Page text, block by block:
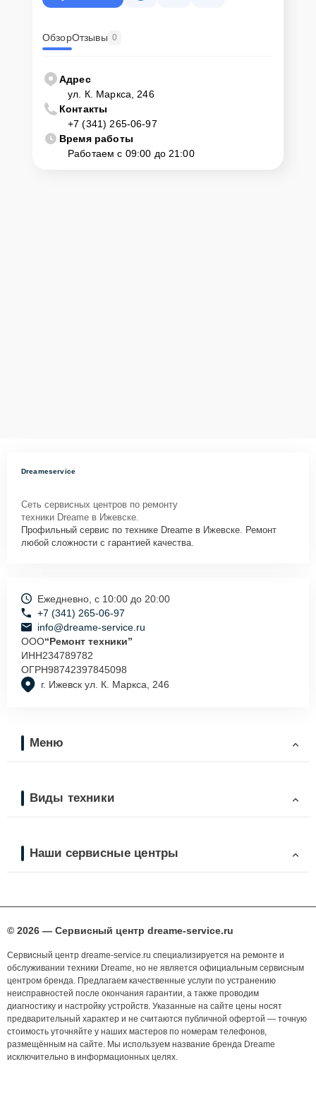
ОбзорОтзывы 0
Адрес
ул. К. Маркса, 246
Контакты
+7 (341) 265-06-97
Время работы
Работаем с 09:00 до 21:00
Dreameservice
Сеть сервисных центров по ремонту
техники Dreame в Ижевске.
Профильный сервис по технике Dreame в Ижевске. Ремонт
любой сложности с гарантией качества.
г. Ижевск ул. К. Маркса, 246
Ежедневно, с 10:00 до 20:00
+7 (341) 265-06-97
info@dreame-service.ru
ООО“Ремонт техники”
ИНН234789782
ОГРН98742397845098
Меню
Виды техники
Наши сервисные центры
© 2026 — Сервисный центр dreame-service.ru
Сервисный центр dreame-service.ru специализируется на ремонте и
обслуживании техники Dreame, но не является официальным сервисным
центром бренда. Предлагаем качественные услуги по устранению
неисправностей после окончания гарантии, а также проводим
диагностику и настройку устройств. Указанные на сайте цены носят
предварительный характер и не считаются публичной офертой — точную
стоимость уточняйте у наших мастеров по номерам телефонов,
размещённым на сайте. Мы используем название бренда Dreame
исключительно в информационных целях.